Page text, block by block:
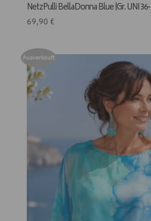
NetzPulli BellaDonna Blue |Gr. UNI 36-
69,90 €
Ausverkauft